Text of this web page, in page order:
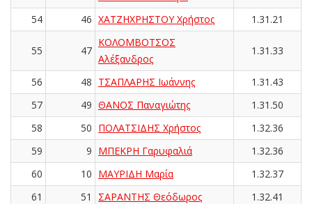
54
46 ΧΑΤΖΗΧΡΗΣΤΟΥ Χρήστος 1.31.21
55 47
ΚΟΛΟΜΒΟΤΣΟΣ
Αλέξανδρος
1.31.33
56 48 ΤΣΑΠΛΑΡΗΣ Ιωάννης
1.31.43
57
49 ΘΑΝΟΣ Παναγιώτης
1.31.50
58
50 ΠΟΛΑΤΣΙΔΗΣ Χρήστος
1.32.36
59
9 ΜΠΕΚΡΗ Γαρυφαλιά
1.32.36
60
10 ΜΑΥΡΙΔΗ Μαρία
1.32.37
61
51 ΣΑΡΑΝΤΗΣ Θεόδωρος
1.32.41